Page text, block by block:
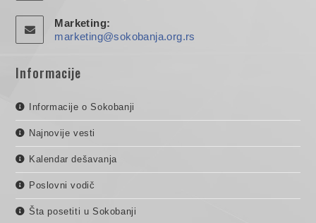
Marketing:
marketing@sokobanja.org.rs
Informacije
Informacije o Sokobanji
Najnovije vesti
Kalendar dešavanja
Poslovni vodič
Šta posetiti u Sokobanji